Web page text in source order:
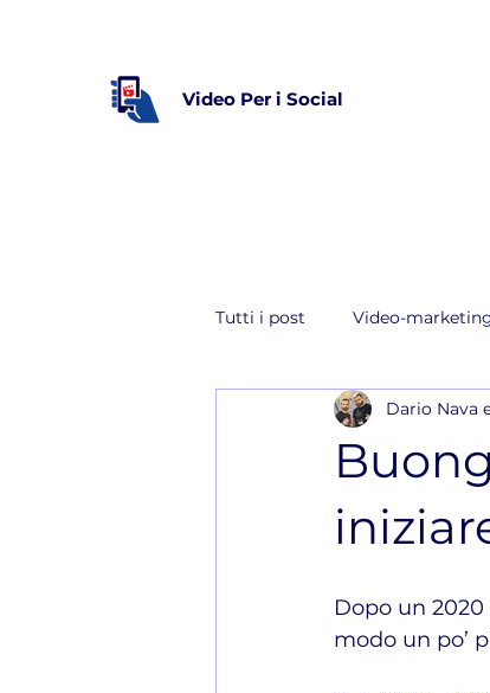
Video Per i Social
Tutti i post Video-
Dario Nava
Dopo un
modo un po’